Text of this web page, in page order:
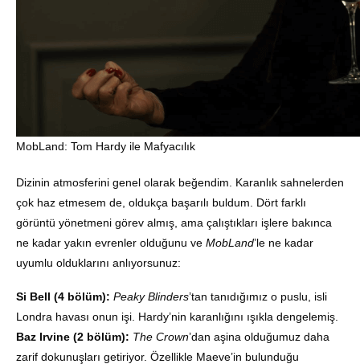
MobLand: Tom Hardy ile Mafyacılık
Dizinin atmosferini genel olarak beğendim. Karanlık sahnelerden
çok haz etmesem de, oldukça başarılı buldum. Dört farklı
görüntü yönetmeni görev almış, ama çalıştıkları işlere bakınca
ne kadar yakın evrenler olduğunu ve MobLand’le ne kadar
uyumlu olduklarını anlıyorsunuz:
Si Bell (4 bölüm): Peaky Blinders’tan tanıdığımız o puslu, isli
Londra havası onun işi. Hardy’nin karanlığını ışıkla dengelemiş.
Baz Irvine (2 bölüm): The Crown’dan aşina olduğumuz daha
zarif dokunuşları getiriyor. Özellikle Maeve’in bulunduğu